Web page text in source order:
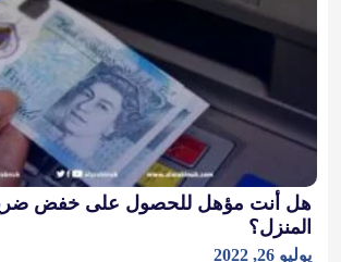
هل أنت مؤهل للحصول على خفض
المنزل؟
يوليو 26, 2022